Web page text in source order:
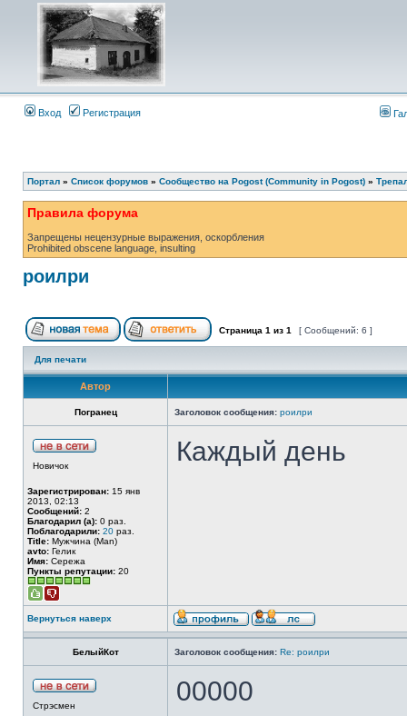
Вход Регистрация
Портал » Список форумов » Сообщество на Pogost (Community in Pogost) »
Правила форума
Запрещены нецензурные выражения, оскорбления
Prohibited obscene language, insulting
роилри
Страница 1 из 1 [ Сообщений: 6 ]
Для печати
Автор
Погранец Заголовок сообщения: роилри
Новичок
Зарегистрирован: 15 янв
2013, 02:13
Сообщений: 2
Благодарил (а): 0 раз.
Поблагодарили: 20 раз.
Title: Мужчина (Man)
avto: Гелик
Имя: Сережа
Пункты репутации: 20
Каждый день
Вернуться наверх
БелыйКот Заголовок сообщения: Re: роилри
Стрэсмен 00000